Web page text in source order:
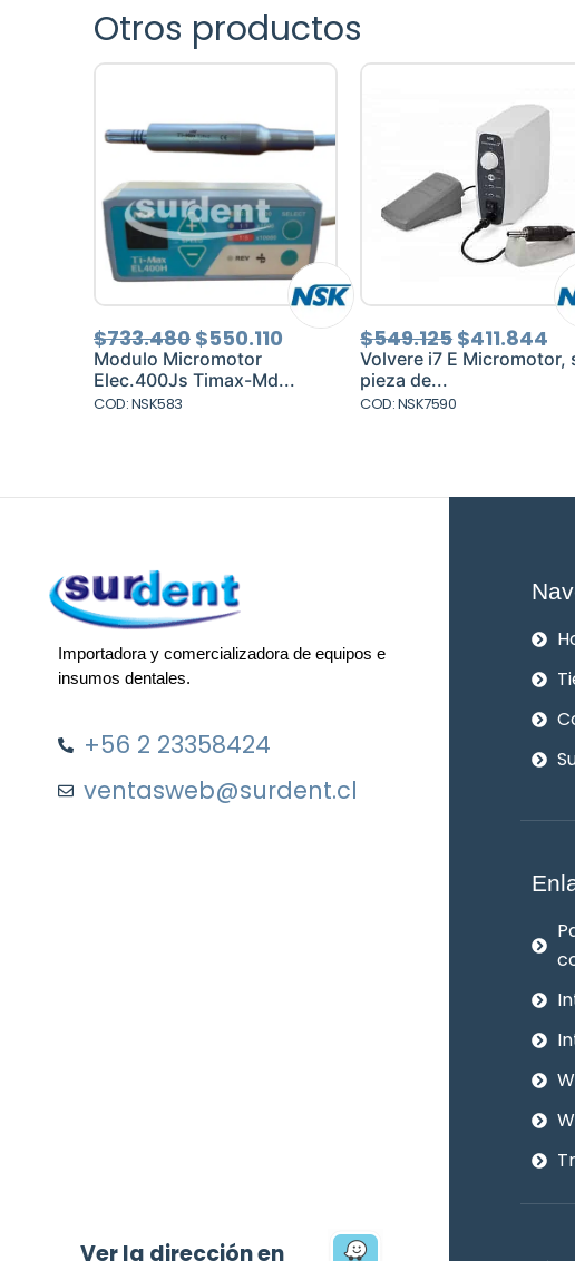
Otros productos
$733.480 El
precio
original
era:
$550.110
$550.110.
Modulo Micromotor
Elec.400Js Timax-Md...
COD: NSK583
$549.125El
precio
$411.844
Volvere i7 E Micromotor,
pieza de...
COD: NSK7590
Importadora y comercializadora de equipos e
insumos dentales.
+56 2 23358424
ventasweb@surdent.cl
Ver la dirección en